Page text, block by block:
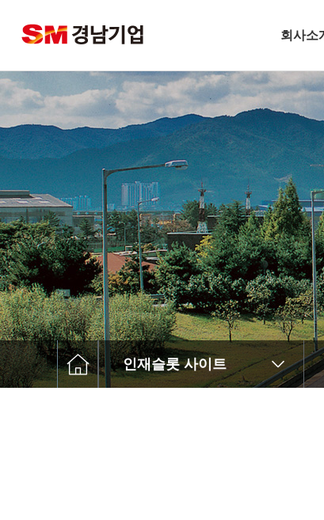
회사소
기업개
CEO 인
비전
주요연
경남기업 네
안전보건
기술경
환경경
찾아오시
인재슬롯 사이트